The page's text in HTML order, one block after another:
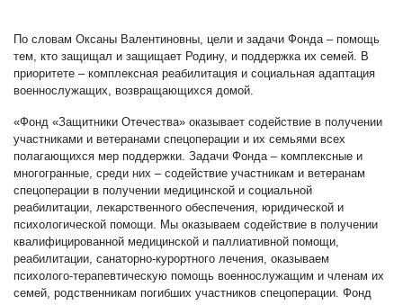
По словам Оксаны Валентиновны, цели и задачи Фонда – помощь
тем, кто защищал и защищает Родину, и поддержка их семей. В
приоритете – комплексная реабилитация и социальная адаптация
военнослужащих, возвращающихся домой.
«Фонд «Защитники Отечества» оказывает содействие в получении
участниками и ветеранами спецоперации и их семьями всех
полагающихся мер поддержки. Задачи Фонда – комплексные и
многогранные, среди них – содействие участникам и ветеранам
спецоперации в получении медицинской и социальной
реабилитации, лекарственного обеспечения, юридической и
психологической помощи. Мы оказываем содействие в получении
квалифицированной медицинской и паллиативной помощи,
реабилитации, санаторно-курортного лечения, оказываем
психолого-терапевтическую помощь военнослужащим и членам их
семей, родственникам погибших участников спецоперации. Фонд